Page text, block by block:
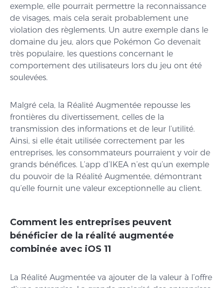
exemple, elle pourrait permettre la reconnaissance
de visages, mais cela serait probablement une
violation des règlements. Un autre exemple dans le
domaine du jeu, alors que Pokémon Go devenait
très populaire, les questions concernant le
comportement des utilisateurs lors du jeu ont été
soulevées.
Malgré cela, la Réalité Augmentée repousse les
frontières du divertissement, celles de la
transmission des informations et de leur l’utilité.
Ainsi, si elle était utilisée correctement par les
entreprises, les consommateurs pourraient y voir de
grands bénéfices. L’app d’IKEA n’est qu’un exemple
du pouvoir de la Réalité Augmentée, démontrant
qu’elle fournit une valeur exceptionnelle au client.
Comment les entreprises peuvent
bénéficier de la réalité augmentée
combinée avec iOS 11
La Réalité Augmentée va ajouter de la valeur à l’offre